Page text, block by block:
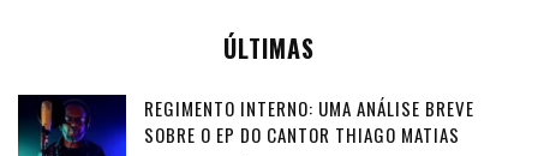
ÚLTIMAS
REGIMENTO INTERNO: UMA ANÁLISE BREVE
SOBRE O EP DO CANTOR THIAGO MATIAS